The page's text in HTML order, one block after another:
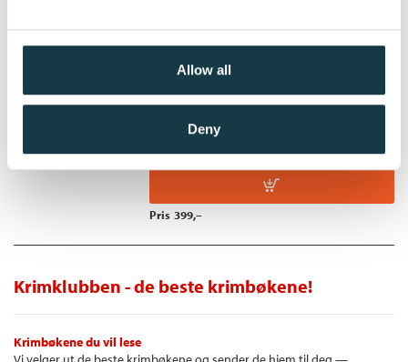
Allow all
Deny
er Guds himmel
Nedlastbar lydbok
Pris 399,–
Krimklubben - de beste krimbøkene!
Krimbøkene du vil lese